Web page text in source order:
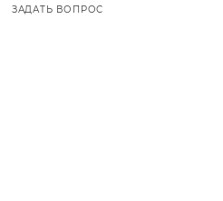
ЗАДАТЬ ВОПРОС